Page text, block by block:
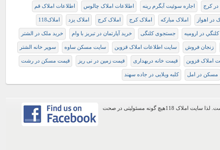
اجاره سوئیت آبگرم رینه اطلاعات املاک چالوس اطلاعات املاک قم
در اهواز املاک مبارکه املاک کرج املاک کرج املاک یزد املاک118
در اروميه جستجوی کلنگی خرید آپارتمان در تبریز با وام خرید ملک در الشتر
زنجان فروش سایت اطلاعات املاک قزوین سایت مسکن ساوه سوپر خانه الشتر
املاک قزوین قیمت خانه دربهداری قیمت زمین در نی ریز قیمت مسکن در رشت
مسکن در امل کلبه ویلایی در جاده سهند
اطلاعات موجود در این وب سایت از طریق کاربران عمومی سایت ثبت شده است. لذا سایت املاک 118هیچ گونه مسئولیتی در صحت